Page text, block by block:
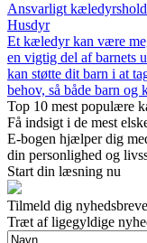
Ansvarligt
Husdyr
Et kæledyr kan være
en vigtig del af barnets
kan støtte dit barn i at
behov, så både barn og
Top 10 mest populære
Få indsigt i de mest
E-bogen hjælper dig
din personlighed og
Start din læsning nu
Tilmeld dig
Træt af ligegyldige